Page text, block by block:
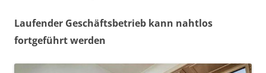
Laufender Geschäftsbetrieb kann nahtlos
fortgeführt werden